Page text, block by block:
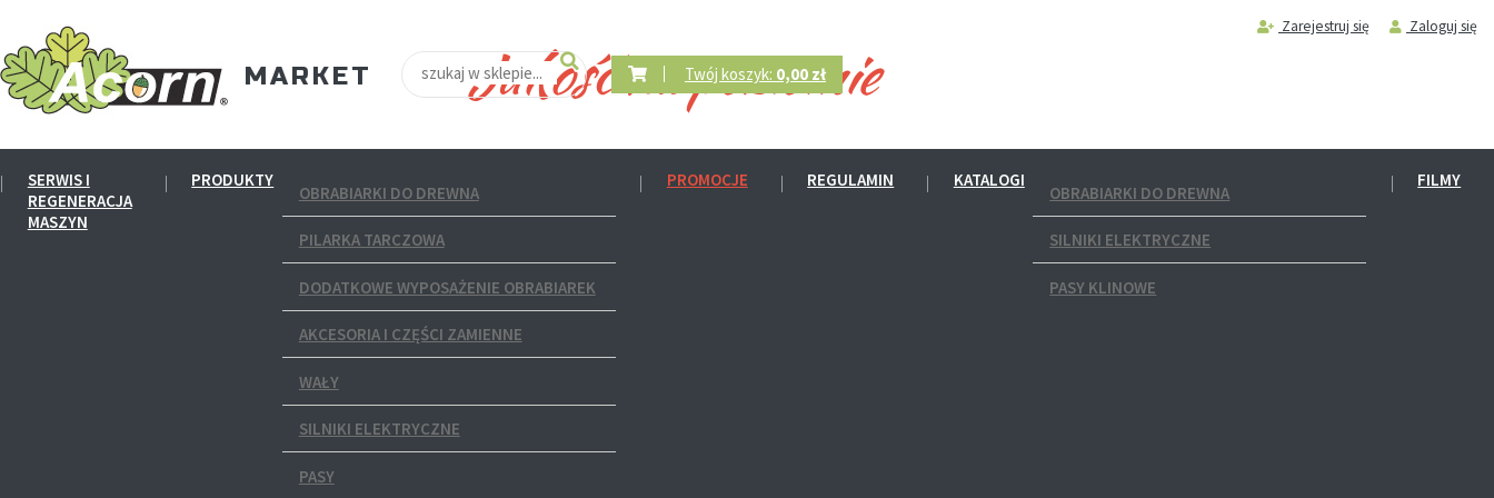
Zarejestruj się Zaloguj się
Twój koszyk: 0,00 zł
SERWIS I
REGENERACJA
MASZYN
PRODUKTY
OBRABIARKI DO DREWNA
PILARKA TARCZOWA
DODATKOWE WYPOSAŻENIE OBRABIAREK
AKCESORIA I CZĘŚCI ZAMIENNE
WAŁY
SILNIKI ELEKTRYCZNE
PASY
PROMOCJE REGULAMIN KATALOGI
OBRABIARKI DO DREWNA
SILNIKI ELEKTRYCZNE
PASY KLINOWE
FILMY